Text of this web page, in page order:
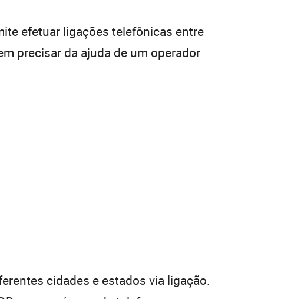
efetuar ligações telefônicas entre
precisar da ajuda de um operador
cidades e estados via ligação.